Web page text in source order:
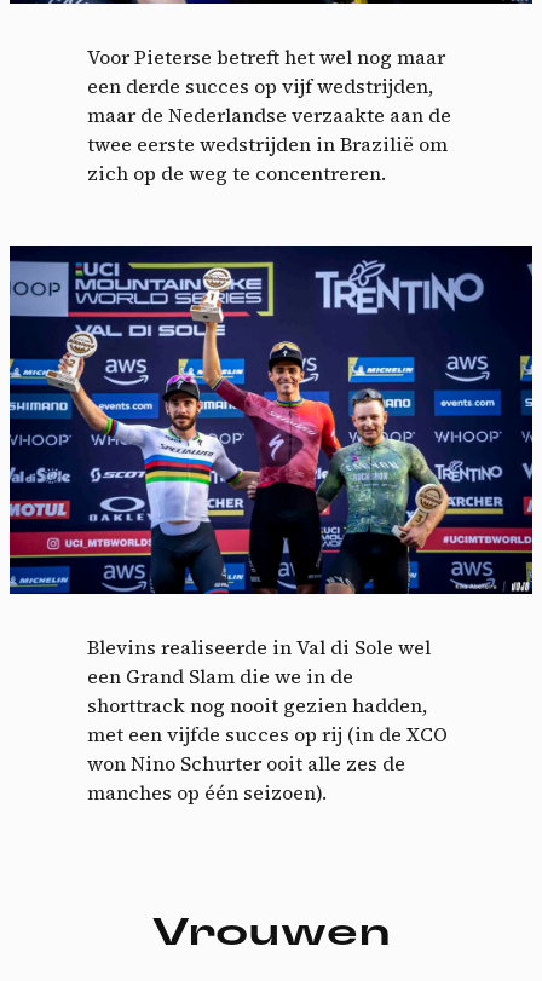
Voor Pieterse betreft het wel nog maar
een derde succes op vijf wedstrijden,
maar de Nederlandse verzaakte aan de
twee eerste wedstrijden in Brazilië om
zich op de weg te concentreren.
Blevins realiseerde in Val di Sole wel
een Grand Slam die we in de
shorttrack nog nooit gezien hadden,
met een vijfde succes op rij (in de XCO
won Nino Schurter ooit alle zes de
manches op één seizoen).
Vrouwen